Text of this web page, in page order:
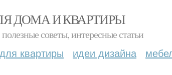
ДОМА И КВАРТИРЫ
советы, интересные статьи
квартиры идеи дизайна